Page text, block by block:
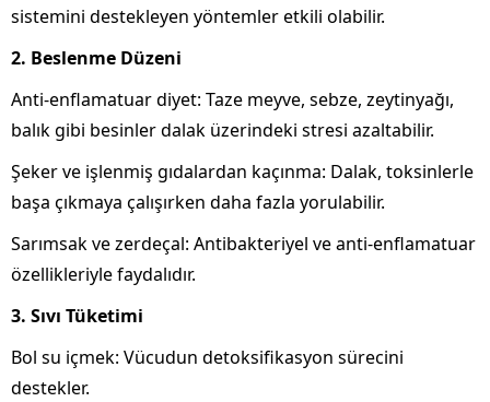
sistemini destekleyen yöntemler etkili olabilir.
2. Beslenme Düzeni
Anti-enflamatuar diyet: Taze meyve, sebze, zeytinyağı,
balık gibi besinler dalak üzerindeki stresi azaltabilir.
Şeker ve işlenmiş gıdalardan kaçınma: Dalak, toksinlerle
başa çıkmaya çalışırken daha fazla yorulabilir.
Sarımsak ve zerdeçal: Antibakteriyel ve anti-enflamatuar
özellikleriyle faydalıdır.
3. Sıvı Tüketimi
Bol su içmek: Vücudun detoksifikasyon sürecini
destekler.